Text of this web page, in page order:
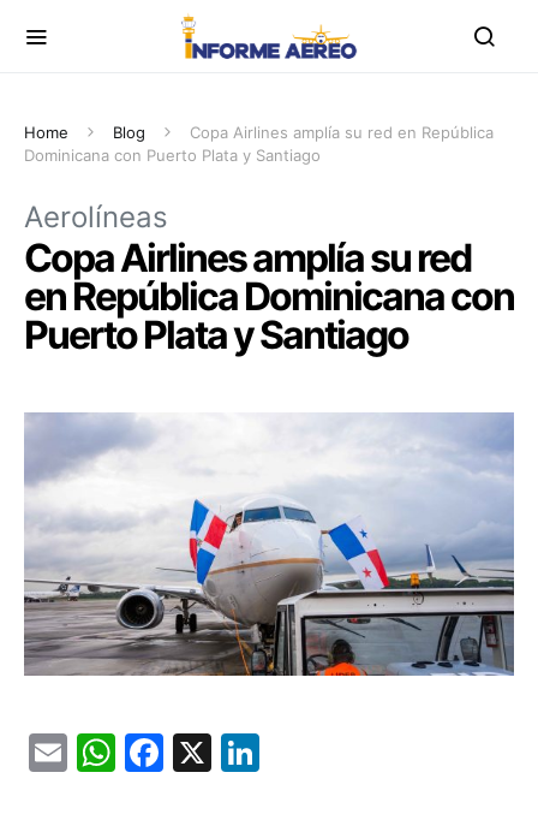
Home Blog
Copa Airlines amplía su red en República
Dominicana con Puerto Plata y Santiago
Aerolíneas
Copa Airlines amplía su red
en República Dominicana con
Puerto Plata y Santiago
EmailWhatsApp
Facebook
X